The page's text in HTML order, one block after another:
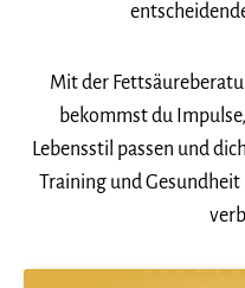
Mit der
bekommst du
Lebensstil passen und
Training und